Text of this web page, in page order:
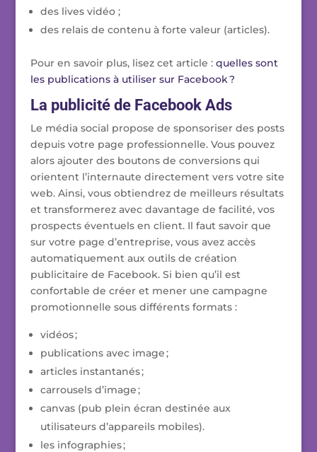
des lives vidéo ;
des relais de contenu à forte valeur (articles).
Pour en savoir plus, lisez cet article : quelles sont
les publications à utiliser sur Facebook ?
La publicité de Facebook Ads
Le média social propose de sponsoriser des posts
depuis votre page professionnelle. Vous pouvez
alors ajouter des boutons de conversions qui
orientent l’internaute directement vers votre site
web. Ainsi, vous obtiendrez de meilleurs résultats
et transformerez avec davantage de facilité, vos
prospects éventuels en client. Il faut savoir que
sur votre page d’entreprise, vous avez accès
automatiquement aux outils de création
publicitaire de Facebook. Si bien qu’il est
confortable de créer et mener une campagne
promotionnelle sous différents formats :
vidéos ;
publications avec image ;
articles instantanés ;
carrousels d’image ;
canvas (pub plein écran destinée aux
utilisateurs d’appareils mobiles).
les infographies ;